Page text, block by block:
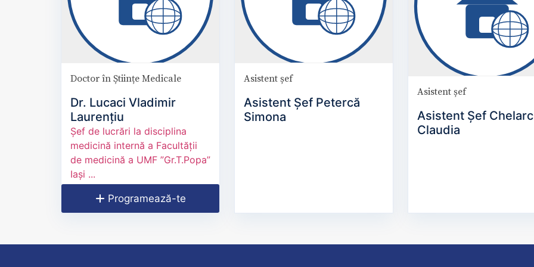
Doctor în Științe Medicale
Dr. Lucaci Vladimir
Laurențiu
Șef de lucrări la disciplina
medicină internă a Facultății
de medicină a UMF ”Gr.T.Popa”
Iași ...
Programează-te
Asistent șef
Asistent Șef Petercă
Simona
Asistent șef
Asistent Șef
Claudia